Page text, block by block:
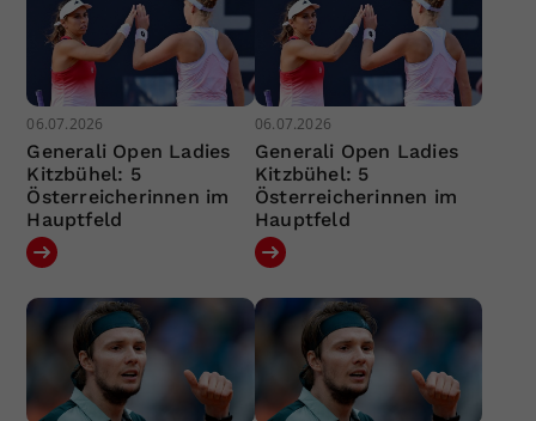
06.07.2026
Generali Open Ladies
Kitzbühel: 5
Österreicherinnen im
Hauptfeld
06.07.2026
Generali Open Ladies
Kitzbühel: 5
Österreicherinnen im
Hauptfeld